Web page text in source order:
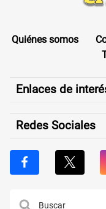
Quiénes somos
Enlaces de
Redes Sociales